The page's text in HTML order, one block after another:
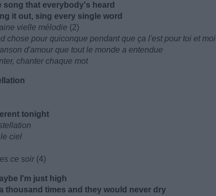
song that everybody's heard
it out, sing every single word
vielle mélodie (2)
chose pour quiconque pendant que ça l'est pour toi et moi
d'amour que tout le monde a entendue
chanter chaque mot
tonight
ciel
ce soir(4)
I'm just high
thousand times and they would never dry